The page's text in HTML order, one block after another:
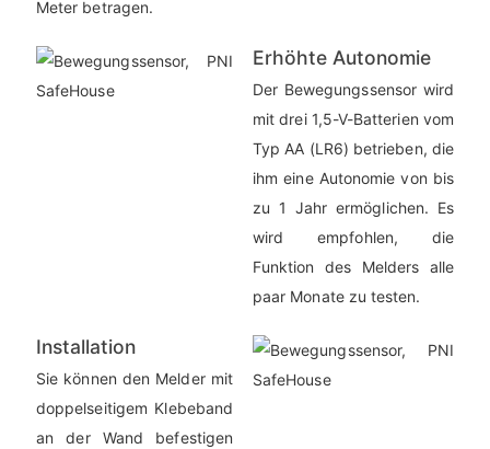
Meter betragen.
Erhöhte Autonomie
Der Bewegungssensor wird
mit drei 1,5-V-Batterien vom
Typ AA (LR6) betrieben, die
ihm eine Autonomie von bis
zu 1 Jahr ermöglichen. Es
wird empfohlen, die
Funktion des Melders alle
paar Monate zu testen.
Installation
Sie können den Melder mit
doppelseitigem Klebeband
an der Wand befestigen